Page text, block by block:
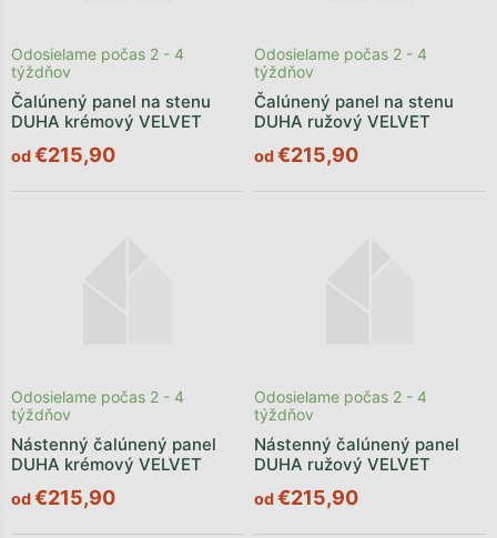
Čalúnený panel na stenu
DUHA krémový VELVET
Odosielame počas 2 - 4
týždňov
od€215,90
Čalúnený panel na stenu
DUHA ružový VELVET
Odosielame počas 2 - 4
týždňov
od€215,90
Nástenný čalúnený panel
DUHA krémový VELVET
Odosielame počas 2 - 4
týždňov
od€215,90
Nástenný čalúnený panel
DUHA ružový VELVET
Odosielame počas 2 - 4
týždňov
od€215,90